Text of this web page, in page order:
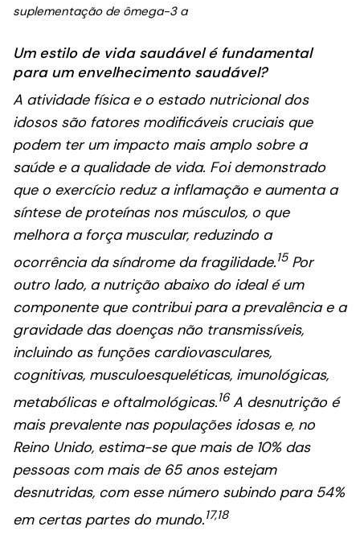
suplementação de ômega-3 a
Um estilo de vida saudável é fundamental
para um envelhecimento saudável?
A atividade física e o estado nutricional dos
idosos são fatores modificáveis cruciais que
podem ter um impacto mais amplo sobre a
saúde e a qualidade de vida. Foi demonstrado
que o exercício reduz a inflamação e aumenta a
síntese de proteínas nos músculos, o que
melhora a força muscular, reduzindo a
ocorrência da síndrome da fragilidade.15Por
outro lado, a nutrição abaixo do ideal é um
componente que contribui para a prevalência e a
gravidade das doenças não transmissíveis,
incluindo as funções cardiovasculares,
cognitivas, musculoesqueléticas, imunológicas,
metabólicas e oftalmológicas.16A desnutrição é
mais prevalente nas populações idosas e, no
Reino Unido, estima-se que mais de 10% das
pessoas com mais de 65 anos estejam
desnutridas, com esse número subindo para 54%
em certas partes do mundo.17,18